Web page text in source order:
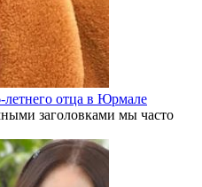
отца в Юрмале
заголовками мы часто